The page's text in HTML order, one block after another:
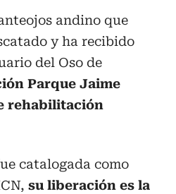
andino que
y ha recibido
del Oso de
Parque Jaime
rehabilitación
catalogada como
su liberación es la